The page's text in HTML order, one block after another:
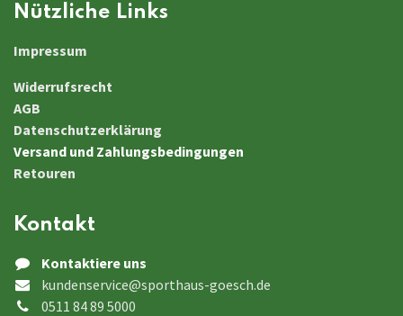
Nützliche Links
Impressum
Widerrufsrecht
AGB
Datenschutzerklärung
Versand und Zahlungsbedingungen
Retouren
Kontakt
Kontaktiere uns
kundenservice@sporthaus-goesch.de
0511 84 89 5000​